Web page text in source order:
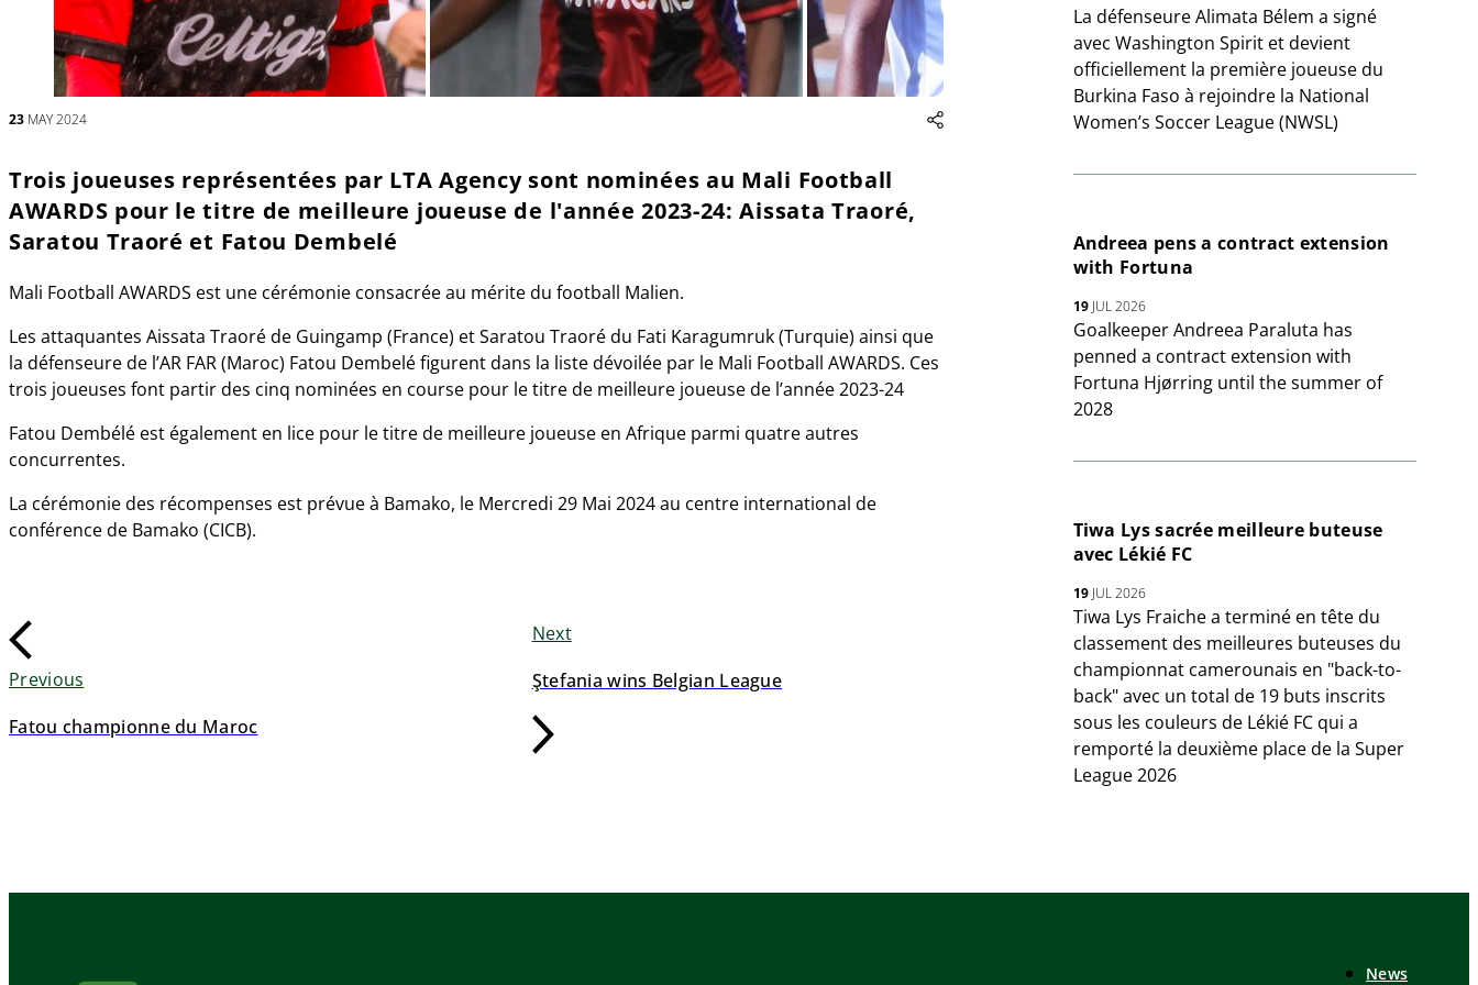
23 MAY 2024
Trois joueuses représentées par LTA Agency sont nominées au Mali Football
AWARDS pour le titre de meilleure joueuse de l'année 2023-24: Aissata Traoré,
Saratou Traoré et Fatou Dembelé
Mali Football AWARDS est une cérémonie consacrée au mérite du football Malien.
Les attaquantes Aissata Traoré de Guingamp (France) et Saratou Traoré du Fati Karagumruk (Turquie) ainsi que
la défenseure de l’AR FAR (Maroc) Fatou Dembelé figurent dans la liste dévoilée par le Mali Football AWARDS. Ces
trois joueuses font partir des cinq nominées en course pour le titre de meilleure joueuse de l’année 2023-24
Fatou Dembélé est également en lice pour le titre de meilleure joueuse en Afrique parmi quatre autres
concurrentes.
La cérémonie des récompenses est prévue à Bamako, le Mercredi 29 Mai 2024 au centre international de
conférence de Bamako (CICB).
Previous
Fatou championne du Maroc
Next
Ştefania wins Belgian League
La défenseure Alimata Bélem a signé
avec Washington Spirit et devient
officiellement la première joueuse du
Burkina Faso à rejoindre la National
Women’s Soccer League (NWSL)
Andreea pens a contract extension
with Fortuna
19JUL 2026
Goalkeeper Andreea Paraluta has
penned a contract extension with
Fortuna Hjørring until the summer of
2028
Tiwa Lys sacrée meilleure buteuse
avec Lékié FC
19JUL 2026
Tiwa Lys Fraiche a terminé en tête du
classement des meilleures buteuses du
championnat camerounais en "back-to-
back" avec un total de 19 buts inscrits
sous les couleurs de Lékié FC qui a
remporté la deuxième place de la Super
League 2026
News